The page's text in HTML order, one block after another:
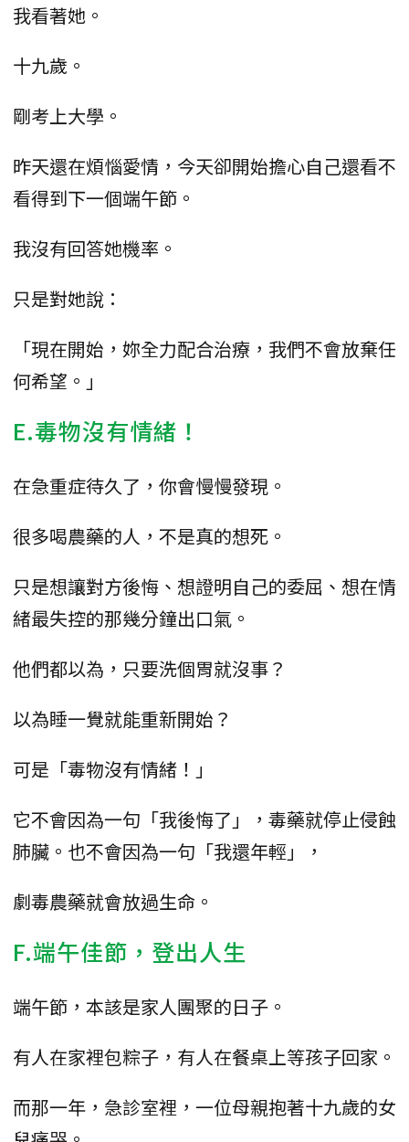
我看著她。
十九歲。
剛考上大學。
昨天還在煩惱愛情，今天卻開始擔心自己還看不
看得到下一個端午節。
我沒有回答她機率。
只是對她說：
「現在開始，妳全力配合治療，我們不會放棄任
何希望。」
E.毒物沒有情緒！
在急重症待久了，你會慢慢發現。
很多喝農藥的人，不是真的想死。
只是想讓對方後悔、想證明自己的委屈、想在情
緒最失控的那幾分鐘出口氣。
他們都以為，只要洗個胃就沒事？
以為睡一覺就能重新開始？
可是「毒物沒有情緒！」
它不會因為一句「我後悔了」，毒藥就停止侵蝕
肺臟。也不會因為一句「我還年輕」，
劇毒農藥就會放過生命。
F.端午佳節，登出人生
端午節，本該是家人團聚的日子。
有人在家裡包粽子，有人在餐桌上等孩子回家。
而那一年，急診室裡，一位母親抱著十九歲的女